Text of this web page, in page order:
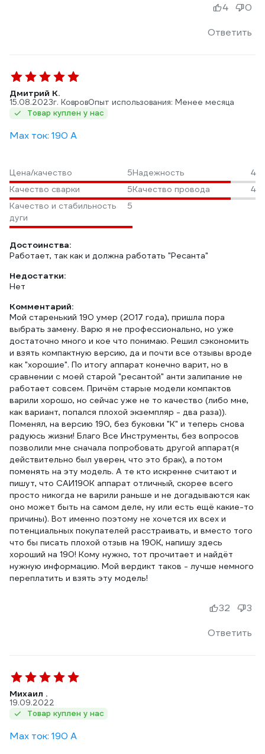
Ответить
4 0
Дмитрий К.
15.08.2023г. КовровОпыт использования: Менее месяца
Товар куплен у нас
Max ток: 190 А
Цена/качество 5Надежность
4
Качество сварки
5Качество провода
4
Качество и стабильность
дуги
5
Достоинства:
Работает, так как и должна работать "Ресанта"
Недостатки:
Нет
Комментарий:
Мой старенький 190 умер (2017 года), пришла пора
выбрать замену. Варю я не профессионально, но уже
достаточно много и кое что понимаю. Решил сэкономить
и взять компактную версию, да и почти все отзывы вроде
как "хорошие". По итогу аппарат конечно варит, но в
сравнении с моей старой "ресантой" анти залипание не
работает совсем. Причём старые модели компактов
варили хорошо, но сейчас уже не то качество (либо мне,
как вариант, попался плохой экземпляр - два раза)).
Поменял, на версию 190, без буковки "К" и теперь снова
радуюсь жизни! Благо Все Инструменты, без вопросов
позволили мне сначала попробовать другой аппарат(я
действительно был уверен, что это брак), а потом
поменять на эту модель. А те кто искренне считают и
пишут, что САИ190К аппарат отличный, скорее всего
просто никогда не варили раньше и не догадываются как
оно может быть на самом деле, ну или есть ещё какие-то
причины). Вот именно поэтому не хочется их всех и
потенциальных покупателей расстраивать, и вместо того
что бы писать плохой отзыв на 190К, напишу здесь
хороший на 190! Кому нужно, тот прочитает и найдёт
нужную информацию. Мой вердикт таков - лучше немного
переплатить и взять эту модель!
Ответить
32 3
Михаил .
19.09.2022
Товар куплен у нас
Max ток: 190 А